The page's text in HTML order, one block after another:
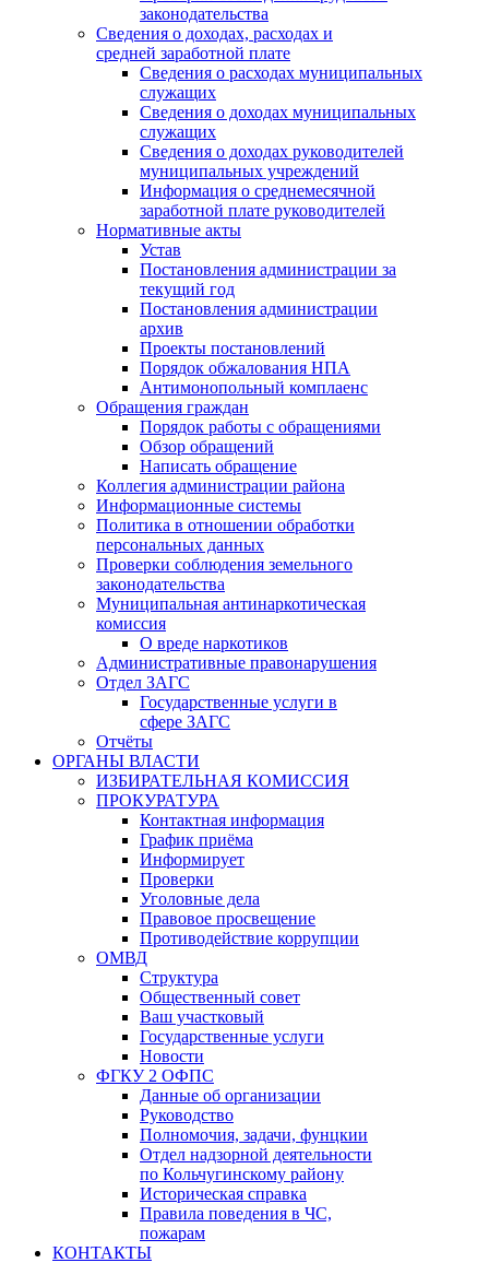
законодательства
Сведения о доходах, расходах и
средней заработной плате
Сведения о расходах муниципальных
служащих
Сведения о доходах муниципальных
служащих
Сведения о доходах руководителей
муниципальных учреждений
Информация о среднемесячной
заработной плате руководителей
Нормативные акты
Устав
Постановления администрации за
текущий год
Постановления администрации
архив
Проекты постановлений
Порядок обжалования НПА
Антимонопольный комплаенс
Обращения граждан
Порядок работы с обращениями
Обзор обращений
Написать обращение
Коллегия администрации района
Информационные системы
Политика в отношении обработки
персональных данных
Проверки соблюдения земельного
законодательства
Муниципальная антинаркотическая
комиссия
О вреде наркотиков
Административные правонарушения
Отдел ЗАГС
Государственные услуги в
сфере ЗАГС
Отчёты
ОРГАНЫ ВЛАСТИ
ИЗБИРАТЕЛЬНАЯ КОМИССИЯ
ПРОКУРАТУРА
Контактная информация
График приёма
Информирует
Проверки
Уголовные дела
Правовое просвещение
Противодействие коррупции
ОМВД
Структура
Общественный совет
Ваш участковый
Государственные услуги
Новости
ФГКУ 2 ОФПС
Данные об организации
Руководство
Полномочия, задачи, фунцкии
Отдел надзорной деятельности
по Кольчугинскому району
Историческая справка
Правила поведения в ЧС,
пожарам
КОНТАКТЫ